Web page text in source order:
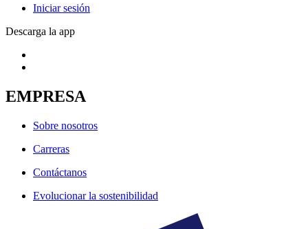
Iniciar sesión
Descarga la app
EMPRESA
Sobre nosotros
Carreras
Contáctanos
Evolucionar la sostenibilidad